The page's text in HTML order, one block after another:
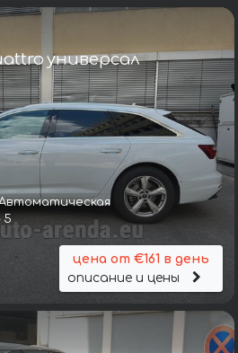
универсал
5
цена от €161 в день
описание и цены